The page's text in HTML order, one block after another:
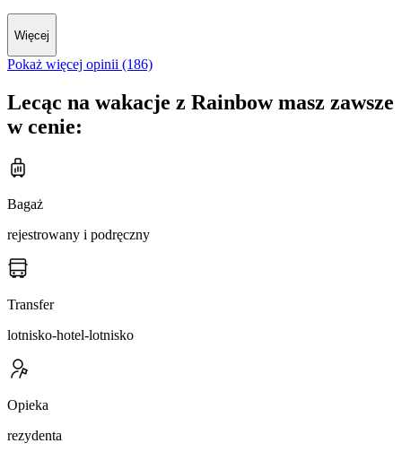
Więcej
Pokaż więcej opinii (186)
Lecąc na wakacje z Rainbow masz zawsze
w cenie:
Bagaż
rejestrowany i podręczny
Transfer
lotnisko-hotel-lotnisko
Opieka
rezydenta